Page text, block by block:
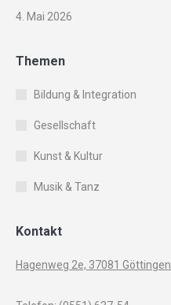
4. Mai 2026
Themen
Bildung & Integration
Gesellschaft
Kunst & Kultur
Musik & Tanz
Kontakt
Hagenweg 2e, 37081 Göttingen